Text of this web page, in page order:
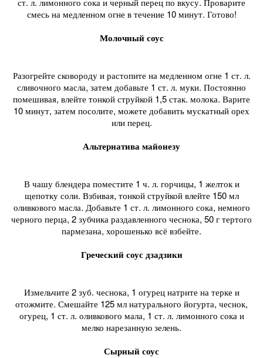
смесь на медленном огне в течение 10 минут. Готово!
Молочный соус
Разогрейте сковороду и растопите на медленном огне 1 ст. л.
сливочного масла, затем добавьте 1 ст. л. муки. Постоянно
помешивая, влейте тонкой струйкой 1,5 стак. молока. Варите
10 минут, затем посолите, можете добавить мускатный орех
или перец.
Альтернатива майонезу
В чашу блендера поместите 1 ч. л. горчицы, 1 желток и
щепотку соли. Взбивая, тонкой струйкой влейте 150 мл
оливкового масла. Добавьте 1 ст. л. лимонного сока, немного
черного перца, 2 зубчика раздавленного чеснока, 50 г тертого
пармезана, хорошенько всё взбейте.
Греческий соус дзадзики
Измельчите 2 зуб. чеснока, 1 огурец натрите на терке и
отожмите. Смешайте 125 мл натурального йогурта, чеснок,
огурец, 1 ст. л. оливкового мала, 1 ст. л. лимонного сока и
мелко нарезанную зелень.
Сырный соус